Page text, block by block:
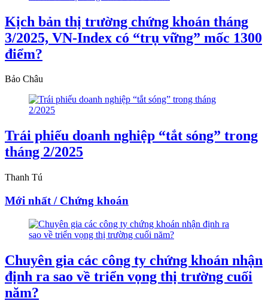
Kịch bản thị trường chứng khoán tháng
3/2025, VN-Index có “trụ vững” mốc 1300
điểm?
Bảo Châu
Trái phiếu doanh nghiệp “tắt sóng” trong
tháng 2/2025
Thanh Tú
Mới nhất / Chứng khoán
Chuyên gia các công ty chứng khoán nhận
định ra sao về triển vọng thị trường cuối
năm?